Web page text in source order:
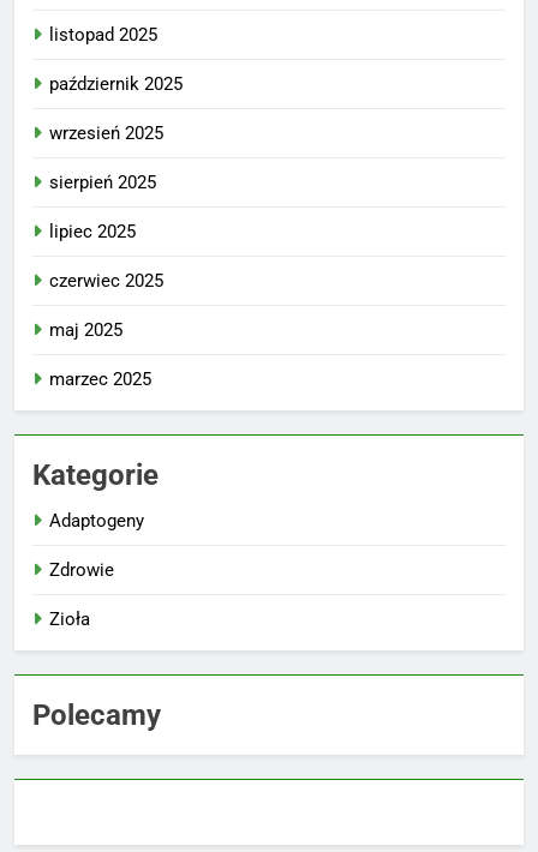
listopad 2025
październik 2025
wrzesień 2025
sierpień 2025
lipiec 2025
czerwiec 2025
maj 2025
marzec 2025
Kategorie
Adaptogeny
Zdrowie
Zioła
Polecamy